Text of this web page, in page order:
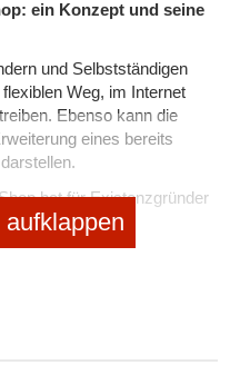
ein Konzept und seine
und Selbstständigen
Weg, im Internet
Ebenso kann die
eines bereits
hat für Existenzgründer